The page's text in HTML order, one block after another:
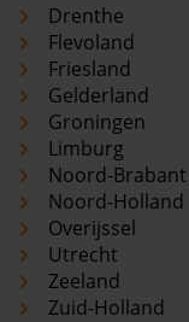
Drenthe
Flevoland
Friesland
Gelderland
Groningen
Limburg
Noord-Brabant
Noord-Holland
Overijssel
Utrecht
Zeeland
Zuid-Holland